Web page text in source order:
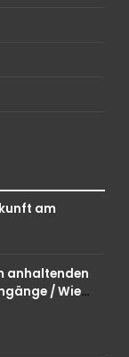
am
anhaltenden
/ Wie